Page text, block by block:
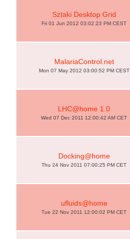
Sztaki Desktop Grid
Fri 01 Jun 2012 03:02:23 PM CEST
MalariaControl.net
Mon 07 May 2012 03:00:52 PM CEST
LHC@home 1.0
Wed 07 Dec 2011 12:00:42 AM CET
Docking@home
Thu 24 Nov 2011 07:00:25 PM CET
ufluids@home
Tue 22 Nov 2011 12:00:02 PM CET